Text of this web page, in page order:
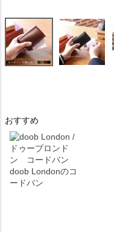
おすすめ
doob Londonのコ
ードバン